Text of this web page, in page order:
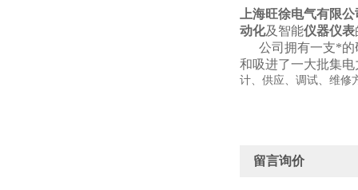
上海旺徐电气有限公
动化及智能仪器仪表
公司拥有一支*的
和吸进了一大批集
计、供应、调试、维修
留言询价